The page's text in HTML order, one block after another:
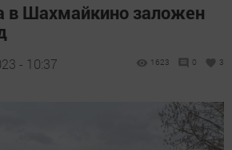
в Шахмайкино заложен
- 10:37 1623 0 3